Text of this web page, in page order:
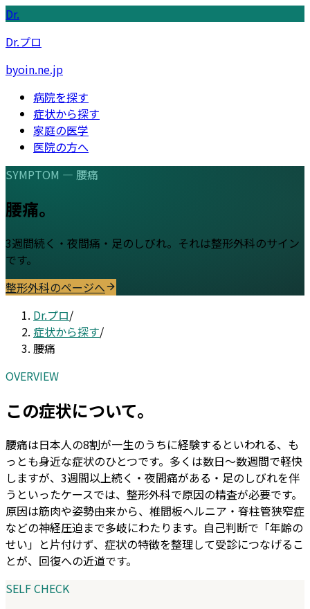
Dr.
Dr.プロ
byoin.ne.jp
病院を探す
症状から探す
家庭の医学
医院の方へ
SYMPTOM — 腰痛
腰痛。
3週間続く・夜間痛・足のしびれ。それは整形外科のサイン
です。
整形外科のページへ
Dr.プロ/
症状から探す/
腰痛
OVERVIEW
この症状について。
腰痛は日本人の8割が一生のうちに経験するといわれる、も
っとも身近な症状のひとつです。多くは数日〜数週間で軽快
しますが、3週間以上続く・夜間痛がある・足のしびれを伴
うといったケースでは、整形外科で原因の精査が必要です。
原因は筋肉や姿勢由来から、椎間板ヘルニア・脊柱管狭窄症
などの神経圧迫まで多岐にわたります。自己判断で「年齢の
せい」と片付けず、症状の特徴を整理して受診につなげるこ
とが、回復への近道です。
SELF CHECK